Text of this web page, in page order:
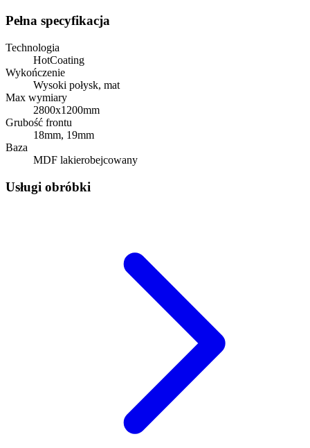
Pełna specyfikacja
Technologia
HotCoating
Wykończenie
Wysoki połysk, mat
Max wymiary
2800x1200mm
Grubość frontu
18mm, 19mm
Baza
MDF lakierobejcowany
Usługi obróbki